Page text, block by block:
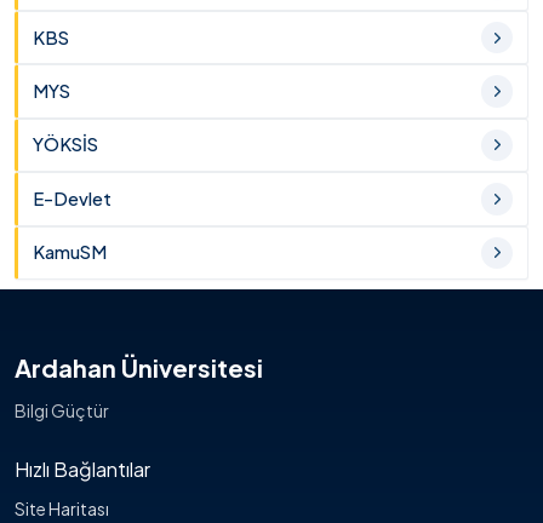
KBS
MYS
YÖKSİS
E-Devlet
KamuSM
Ardahan Üniversitesi
Bilgi Güçtür
Hızlı Bağlantılar
Site Haritası